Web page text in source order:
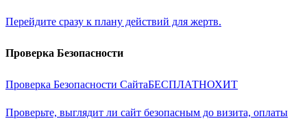
Перейдите сразу к плану действий для жертв.
Проверка Безопасности
Проверка Безопасности СайтаБЕСПЛАТНОХИТ
Проверьте, выглядит ли сайт безопасным до визита, оплаты